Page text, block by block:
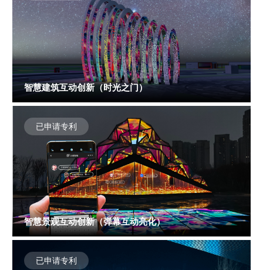
智慧建筑互动创新（时光之门）
已申请专利
智慧景观互动创新（弹幕互动亮化）
已申请专利